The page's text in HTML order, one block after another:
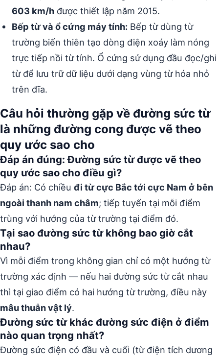
603 km/h được thiết lập năm 2015.
Bếp từ và ổ cứng máy tính: Bếp từ dùng từ
trường biến thiên tạo dòng điện xoáy làm nóng
trực tiếp nồi từ tính. Ổ cứng sử dụng đầu đọc/ghi
từ để lưu trữ dữ liệu dưới dạng vùng từ hóa nhỏ
trên đĩa.
Câu hỏi thường gặp về đường sức từ
là những đường cong được vẽ theo
quy ước sao cho
Đáp án đúng: Đường sức từ được vẽ theo
quy ước sao cho điều gì?
Đáp án: Có chiều đi từ cực Bắc tới cực Nam ở bên
ngoài thanh nam châm; tiếp tuyến tại mỗi điểm
trùng với hướng của từ trường tại điểm đó.
Tại sao đường sức từ không bao giờ cắt
nhau?
Vì mỗi điểm trong không gian chỉ có một hướng từ
trường xác định — nếu hai đường sức từ cắt nhau
thì tại giao điểm có hai hướng từ trường, điều này
mâu thuẫn vật lý.
Đường sức từ khác đường sức điện ở điểm
nào quan trọng nhất?
Đường sức điện có đầu và cuối (từ điện tích dương